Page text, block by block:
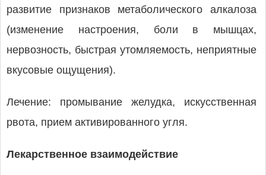
развитие признаков метаболического алкалоза
(изменение настроения, боли в мышцах,
нервозность, быстрая утомляемость, неприятные
вкусовые ощущения).
Лечение: промывание желудка, искусственная
рвота, прием активированного угля.
Лекарственное взаимодействие